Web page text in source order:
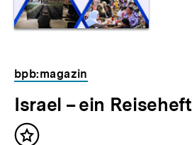
bpb:magazin
Israel – ein Reiseheft
Inhalt